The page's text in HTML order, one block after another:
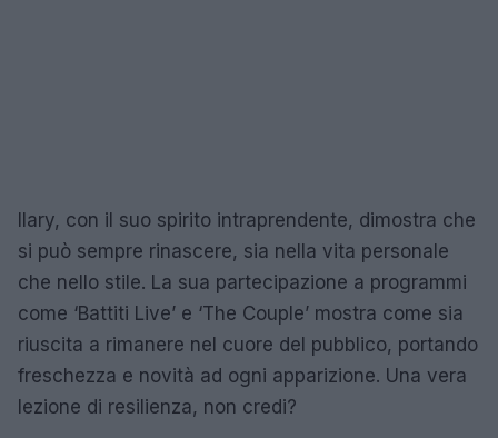
Ilary, con il suo spirito intraprendente, dimostra che
si può sempre rinascere, sia nella vita personale
che nello stile. La sua partecipazione a programmi
come ‘Battiti Live’ e ‘The Couple’ mostra come sia
riuscita a rimanere nel cuore del pubblico, portando
freschezza e novità ad ogni apparizione. Una vera
lezione di resilienza, non credi?